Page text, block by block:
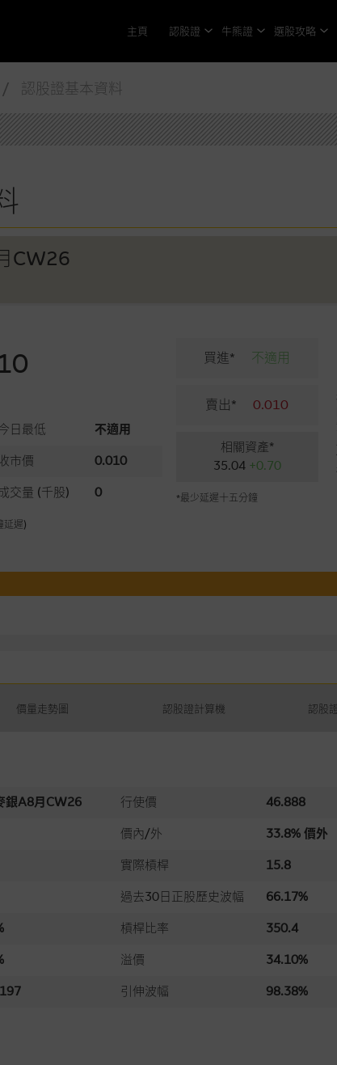
主頁 認股證 牛熊證 選股攻略
股證基本資料
CW26
日最低
不適用
市價
0.010
交量 (千股) 0
延遲)
買進* 不適用
賣出* 0.010
相關資產*
35.04 +0.70
*最少延遲十五分鐘
價量走勢圖 認股證計算機 認股
銀A8月CW26
行使價
46.888
價內/外
33.8% 價外
實際槓桿
15.8
過去30日正股歷史波幅
66.17%
槓桿比率
350.4
溢價
34.10%
引伸波幅
98.38%